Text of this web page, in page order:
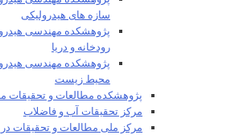
سازه های هیدرولیکی
پژوهشکده مهندسی
رودخانه و دریا
پژوهشکده مهندسی
محیط زیست
پژوهشکده مطالعات و تحقیقات
مرکز تحقیقات آب و فاضلاب
مرکز ملی مطالعات و تحقیقات